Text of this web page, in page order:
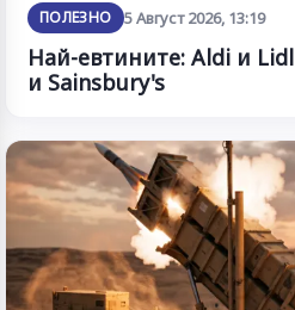
ПОЛЕЗНО 5 Август 2026, 13:19
Най-евтините: Aldi и
и Sainsbury's